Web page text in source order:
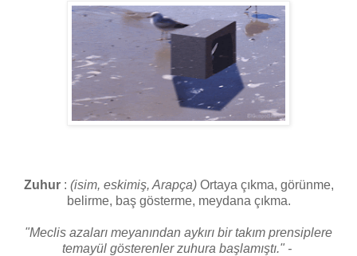
Zuhur: (isim, eskimiş, Arapça)Ortaya çıkma, görünme,
belirme, baş gösterme, meydana çıkma.
"Meclis azaları meyanından aykırı bir takım prensiplere
temayül gösterenler zuhura başlamıştı." -